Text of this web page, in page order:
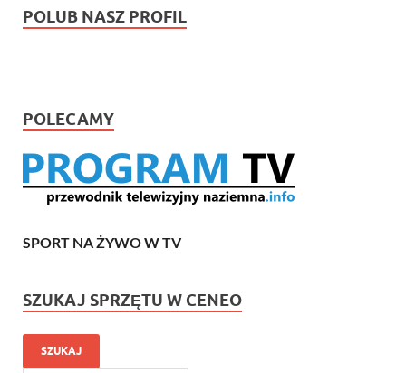
POLUB NASZ PROFIL
POLECAMY
SPORT NA ŻYWO W TV
SZUKAJ SPRZĘTU W CENEO
SZUKAJ